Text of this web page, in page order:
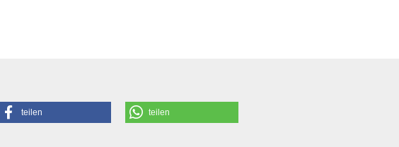
teilen teilen